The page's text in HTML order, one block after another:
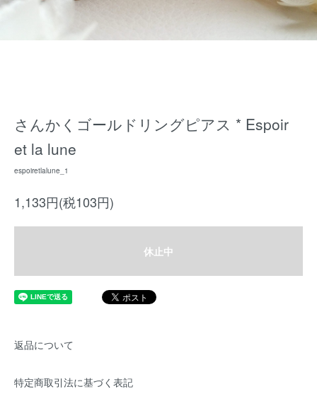
さんかくゴールドリングピアス * Espoir
et la lune
espoiretlalune_1
1,133円(税103円)
休止中
返品について
特定商取引法に基づく表記